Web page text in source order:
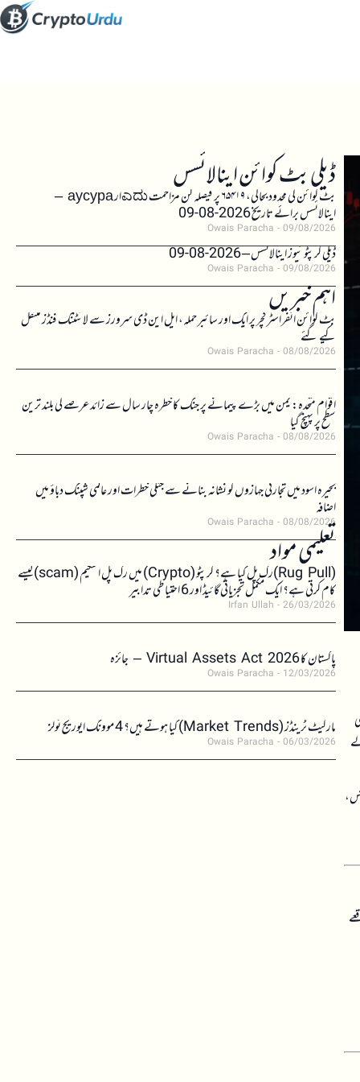
ڈیلی بٹ کوائن اینالائسس بٹ کوائن کی محدود بحالی، ۶۵۴۱۹ پر فیصلہ کن مزاحمت ಎದುار аусура –
اینالائسس برائے تاریخ 2026-08-09
Owais Paracha 09/08/2026
ڈیلی کرپٹو نیوز اینالائسس – 2026-08-09
Owais Paracha 09/08/2026
اہم خبریں
بٹ کوائن انفراسٹرکچر پر ایک اور سائبر حملہ، ایل این ڈی سرورز سے لائٹننگ فنڈز منتقل
کیے گئے
Owais Paracha 08/08/2026
اقوام متحدہ: یمن میں بڑے پیمانے پر جنگ کا خطرہ چار سال سے زائد عرصے کی بلند ترین
سطح پر پہنچ گیا
Owais Paracha 08/08/2026
بحیرہ اسود میں تجارتی جہازوں کو نشانہ بنانے سے جنگی خطرات اور عالمی شپنگ دباؤ میں
اضافہ
Owais Paracha 08/08/2026
تعلیمی مواد (Rug Pull)رگ پل کیا ہے؟ کرپٹو (Crypto) میں رگ پل اسکیم (scam)کیسے
کام کرتی ہے؟ ایک مکمل تجزیاتی گائیڈ اور 6 احتیاطی تدابیر
Irfan Ullah 26/03/2026
پاکستان کا Virtual Assets Act 2026 – جائزہ
Owais Paracha 12/03/2026
مارکیٹ ٹرینڈز (Market Trends) کیا ہوتے ہیں؟ 4 موونگ ایوریج ٹولز
Owais Paracha 06/03/2026